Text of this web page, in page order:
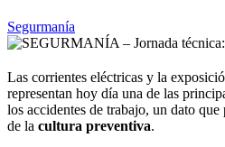
Segurmanía
Las corrientes eléctricas y la
representan hoy día una de las
los accidentes de trabajo, un dato
de la cultura preventiva.